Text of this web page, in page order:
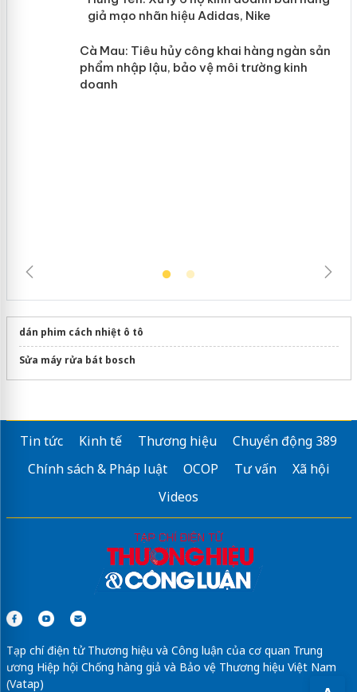
Hưng Yên: Xử lý 6 hộ kinh doanh bán
hàng giả mạo nhãn hiệu Adidas, Nike
dán phim cách nhiệt ô tô
Sửa máy rửa bát bosch
Tin tức Kinh tế Thương hiệu
Chuyển động 389
Chính sách & Pháp luật
OCOP Tư vấn
Xã hội
Videos
Tạp chí điện tử Thương hiệu và Công luận của cơ quan Trung
ương Hiệp hội Chống hàng giả và Bảo vệ Thương hiệu Việt Nam
(Vatap)